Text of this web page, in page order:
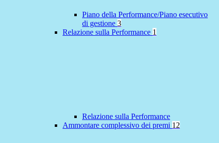
Piano della Performance/Piano esecutivo
di gestione 3
Relazione sulla Performance 1
Relazione sulla Performance
Ammontare complessivo dei premi 12